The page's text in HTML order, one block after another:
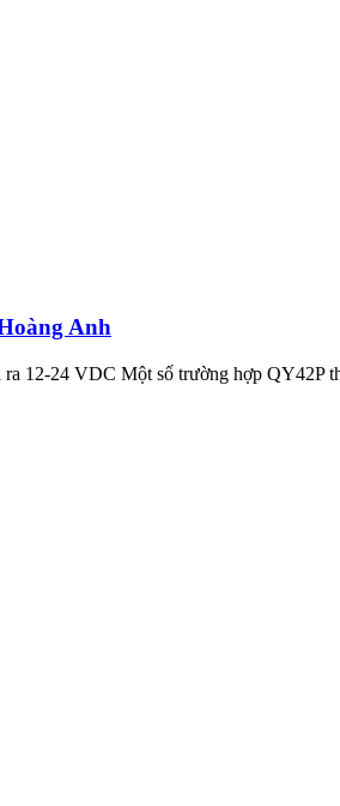
Anh
12‑24 VDC Một số trường hợp QY42P